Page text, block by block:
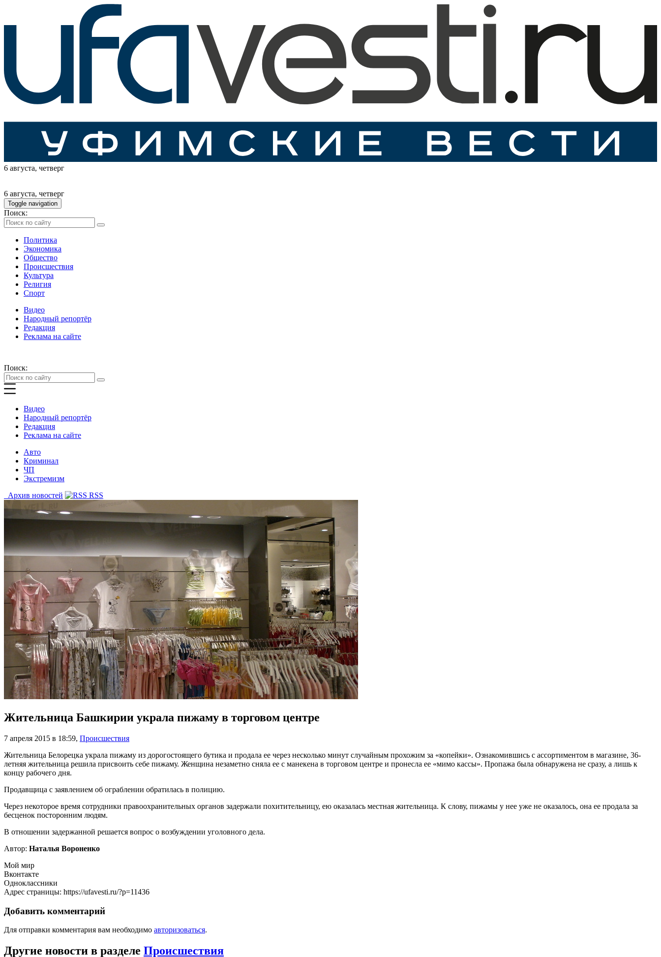
6 августа, четверг
6 августа, четверг
Toggle navigation
Поиск:
Политика
Экономика
Общество
Происшествия
Культура
Религия
Спорт
Видео
Народный репортёр
Редакция
Реклама на сайте
Поиск:
Видео
Народный репортёр
Редакция
Реклама на сайте
Авто
Криминал
ЧП
Экстремизм
Архив новостей
RSS
Жительница Башкирии украла пижаму в торговом центре
7 апреля 2015 в 18:59, Происшествия
Жительница Белорецка украла пижаму из дорогостоящего бутика и продала ее через несколько минут случайным прохожим за «копейки». Ознакомившись с ассортиментом в магазине, 36-
летняя жительница решила присвоить себе пижаму. Женщина незаметно сняла ее с манекена в торговом центре и пронесла ее «мимо кассы». Пропажа была обнаружена не сразу, а лишь к
концу рабочего дня.
Продавщица с заявлением об ограблении обратилась в полицию.
Через некоторое время сотрудники правоохранительных органов задержали похитительницу, ею оказалась местная жительница. К слову, пижамы у нее уже не оказалось, она ее продала за
бесценок посторонним людям.
В отношении задержанной решается вопрос о возбуждении уголовного дела.
Автор: Наталья Вороненко
Мой мир
Вконтакте
Одноклассники
Адрес страницы: https://ufavesti.ru/?p=11436
Добавить комментарий
Для отправки комментария вам необходимо авторизоваться.
Другие новости в разделе Происшествия